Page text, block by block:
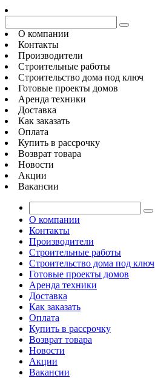
О компании
Контакты
Производители
Строительные работы
Строительство дома под ключ
Готовые проекты домов
Аренда техники
Доставка
Как заказать
Оплата
Купить в рассрочку
Возврат товара
Новости
Акции
Вакансии
О компании
Контакты
Производители
Строительные работы
Строительство дома под ключ
Готовые проекты домов
Аренда техники
Доставка
Как заказать
Оплата
Купить в рассрочку
Возврат товара
Новости
Акции
Вакансии